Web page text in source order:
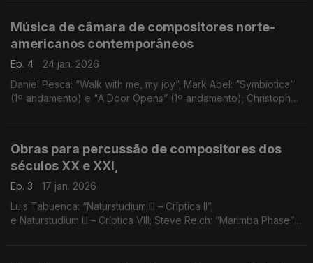
Música de câmara de compositores norte-
americanos contemporâneos
Ep. 4
24 jan. 2026
Daniel Pesca: “Walk with me, my joy”; Mark Abel: “Symbiotica”
(1º andamento) e "A Door Opens” (1º andamento); Christopher
Obras para percussão de compositores dos
séculos XX e XXI,
Ep. 3
17 jan. 2026
Luis Tabuenca: “Naturstudium III – Críptica II”;
e Naturstudium III – Críptica VIII; Steve Reich: “Marimba Phase”;